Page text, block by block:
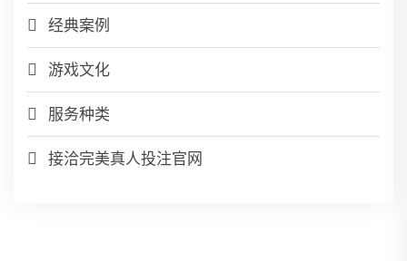
经典案例
游戏文化
服务种类
接洽完美真人投注官网